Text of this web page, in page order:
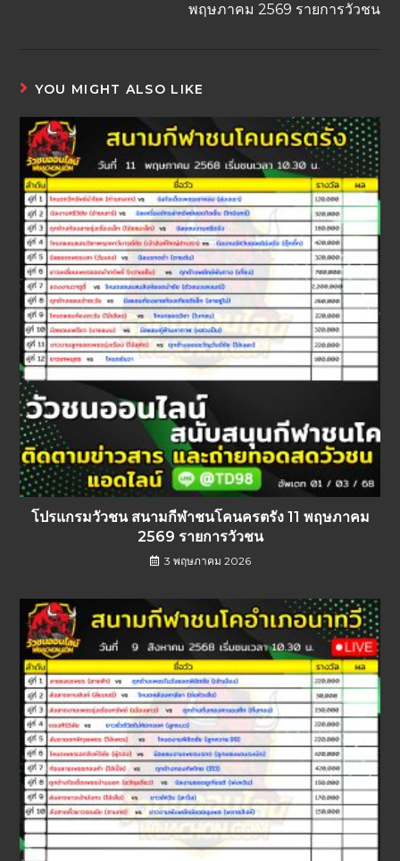
พฤษภาคม 2569 รายการวัวชน
YOU MIGHT ALSO LIKE
โปรแกรมวัวชน สนามกีฬาชนโคนครตรัง 11 พฤษภาคม
2569 รายการวัวชน
3 พฤษภาคม 2026